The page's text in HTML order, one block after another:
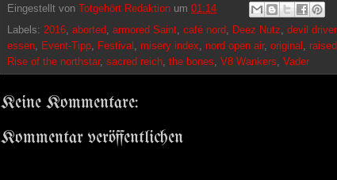
Eingestellt von Totgehört Redaktion um 01:14
Labels: 2016 aborted armored Saint café nord Deez Nutz devil driver,
essen
Event-Tipp Festival misery index nord open air, original
Rise of the northstar, sacred reich the bones V8 Wankers Vader
Keine Kommentare:
Kommentar veröffentlichen